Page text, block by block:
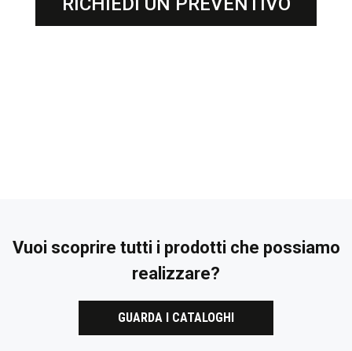
Vuoi scoprire tutti i prodotti che possiamo
realizzare?
GUARDA I CATALOGHI